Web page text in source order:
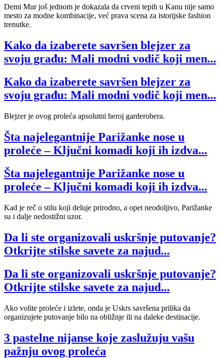
Demi Mur još jednom je dokazala da crveni tepih u Kanu nije samo
mesto za modne kombinacije, već prava scena za istorijske fashion
trenutke.
Kako da izaberete savršen blejzer za
svoju građu: Mali modni vodič koji men...
Kako da izaberete savršen blejzer za
svoju građu: Mali modni vodič koji men...
Blejzer je ovog proleća apsolutni heroj garderobera.
Šta najelegantnije Parižanke nose u
proleće – Ključni komadi koji ih izdva...
Šta najelegantnije Parižanke nose u
proleće – Ključni komadi koji ih izdva...
Kad je reč o stilu koji deluje prirodno, a opet neodoljivo, Parižanke
su i dalje nedostižni uzor.
Da li ste organizovali uskršnje putovanje?
Otkrijte stilske savete za najud...
Da li ste organizovali uskršnje putovanje?
Otkrijte stilske savete za najud...
Ako volite proleće i izlete, onda je Uskrs savršena prilika da
organizujete putovanje bilo na obližnje ili na daleke destinacije.
3 pastelne nijanse koje zaslužuju vašu
pažnju ovog proleća